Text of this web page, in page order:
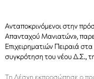
Ανταποκρινόμενοι στην
Απανταχού Μανιατών»,
Επιχειρηματιών Πειραιά
συγκρότηση του νέου Δ.Σ.,
Τη Λέσχη εκπροσώπησε ο